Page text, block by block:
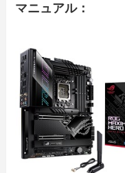
マニュアル：